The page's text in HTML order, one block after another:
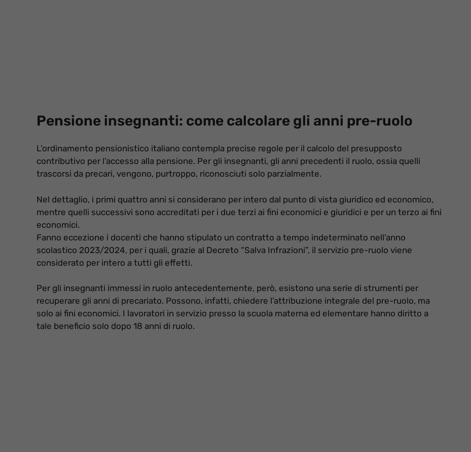
Pensione insegnanti: come calcolare gli anni pre-ruolo
L’ordinamento pensionistico italiano contempla precise regole per il calcolo del presupposto
contributivo per l’accesso alla pensione. Per gli insegnanti, gli anni precedenti il ruolo, ossia quelli
trascorsi da precari, vengono, purtroppo, riconosciuti solo parzialmente.
Nel dettaglio, i primi quattro anni si considerano per intero dal punto di vista giuridico ed economico,
mentre quelli successivi sono accreditati per i due terzi ai fini economici e giuridici e per un terzo ai fini
economici.
Fanno eccezione i docenti che hanno stipulato un contratto a tempo indeterminato nell’anno
scolastico 2023/2024, per i quali, grazie al Decreto “Salva Infrazioni”, il servizio pre-ruolo viene
considerato per intero a tutti gli effetti.
Per gli insegnanti immessi in ruolo antecedentemente, però, esistono una serie di strumenti per
recuperare gli anni di precariato. Possono, infatti, chiedere l’attribuzione integrale del pre-ruolo, ma
solo ai fini economici. I lavoratori in servizio presso la scuola materna ed elementare hanno diritto a
tale beneficio solo dopo 18 anni di ruolo.